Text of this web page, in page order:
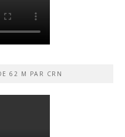
62 M PAR CRN